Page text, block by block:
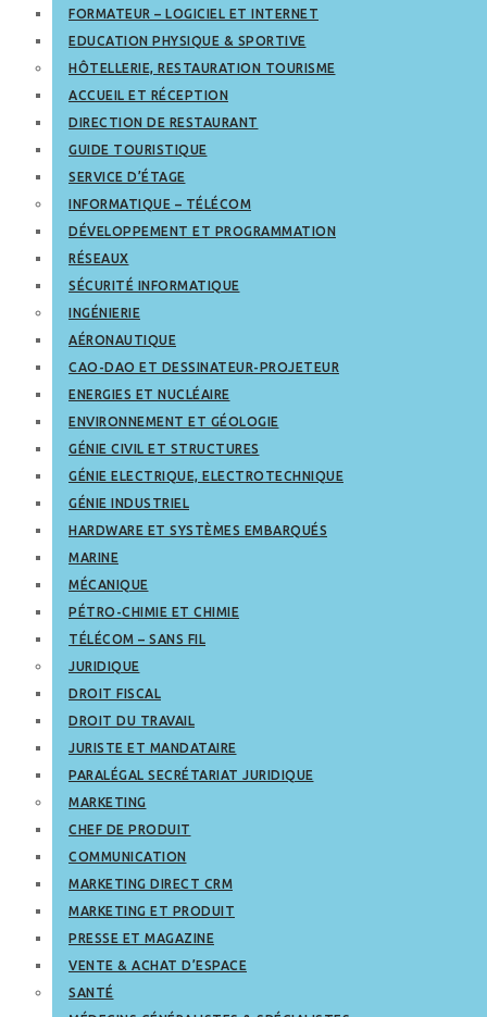
FORMATEUR – LOGICIEL ET INTERNET
EDUCATION PHYSIQUE & SPORTIVE
HÔTELLERIE, RESTAURATION TOURISME
ACCUEIL ET RÉCEPTION
DIRECTION DE RESTAURANT
GUIDE TOURISTIQUE
SERVICE D’ÉTAGE
INFORMATIQUE – TÉLÉCOM
DÉVELOPPEMENT ET PROGRAMMATION
RÉSEAUX
SÉCURITÉ INFORMATIQUE
INGÉNIERIE
AÉRONAUTIQUE
CAO-DAO ET DESSINATEUR-PROJETEUR
ENERGIES ET NUCLÉAIRE
ENVIRONNEMENT ET GÉOLOGIE
GÉNIE CIVIL ET STRUCTURES
GÉNIE ELECTRIQUE, ELECTROTECHNIQUE
GÉNIE INDUSTRIEL
HARDWARE ET SYSTÈMES EMBARQUÉS
MARINE
MÉCANIQUE
PÉTRO-CHIMIE ET CHIMIE
TÉLÉCOM – SANS FIL
JURIDIQUE
DROIT FISCAL
DROIT DU TRAVAIL
JURISTE ET MANDATAIRE
PARALÉGAL SECRÉTARIAT JURIDIQUE
MARKETING
CHEF DE PRODUIT
COMMUNICATION
MARKETING DIRECT CRM
MARKETING ET PRODUIT
PRESSE ET MAGAZINE
VENTE & ACHAT D’ESPACE
SANTÉ